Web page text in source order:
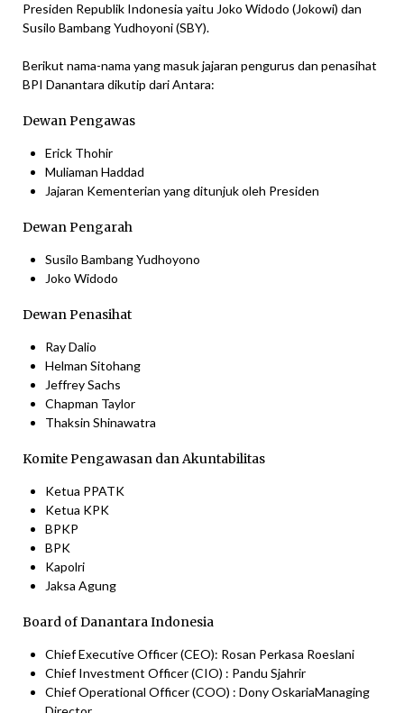
Presiden Republik Indonesia yaitu Joko Widodo (Jokowi) dan
Susilo Bambang Yudhoyoni (SBY).
Berikut nama-nama yang masuk jajaran pengurus dan penasihat
BPI Danantara dikutip dari Antara:
Dewan Pengawas
Erick Thohir
Muliaman Haddad
Jajaran Kementerian yang ditunjuk oleh Presiden
Dewan Pengarah
Susilo Bambang Yudhoyono
Joko Widodo
Dewan Penasihat​​​​​​
Ray Dalio
Helman Sitohang
Jeffrey Sachs
Chapman Taylor​​​​​​​
Thaksin Shinawatra
Komite Pengawasan dan Akuntabilitas
Ketua PPATK
Ketua KPK
​​​​​​​BPKP
​​​​​​​BPK
Kapolri
Jaksa Agung
​​​​​​​Board of Danantara Indonesia
Chief Executive Officer (CEO): Rosan Perkasa ​​​Roeslani​​​​​​​
Chief Investment Officer (CIO) : Pandu Sjahrir
​​​​​​​Chief Operational Officer (COO) : Dony Oskaria​​​​​​​Managing